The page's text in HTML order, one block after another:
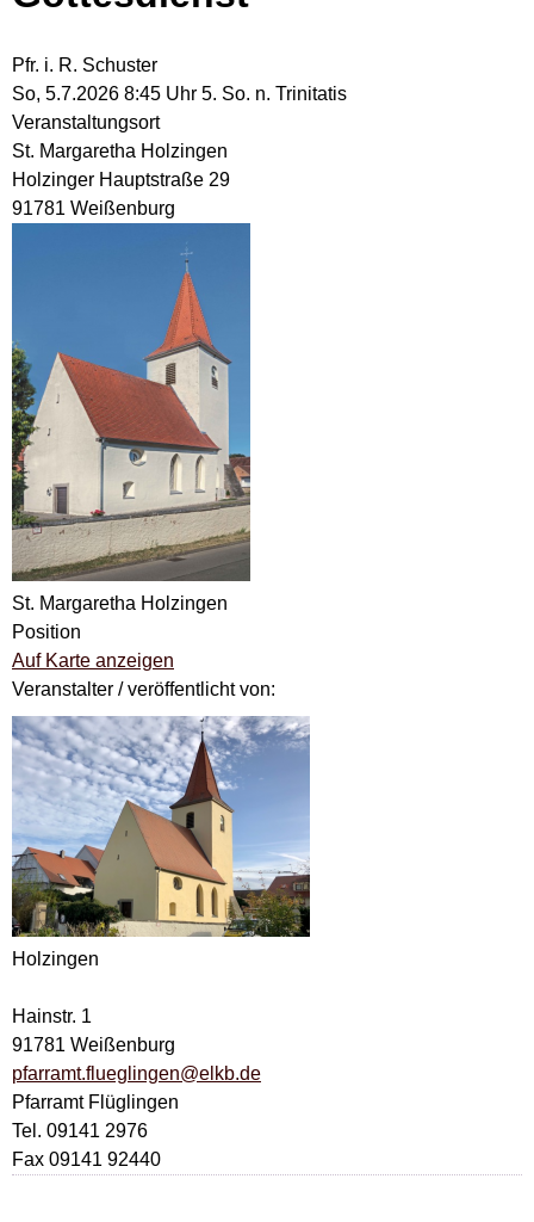
Pfr. i. R. Schuster
So, 5.7.2026 8:45 Uhr 5. So. n. Trinitatis
Veranstaltungsort
St. Margaretha Holzingen
Holzinger Hauptstraße 29
91781 Weißenburg
St. Margaretha Holzingen
Position
Auf Karte anzeigen
Veranstalter / veröffentlicht von:
Holzingen
Hainstr. 1
91781 Weißenburg
pfarramt.flueglingen@elkb.de
Pfarramt Flüglingen
Tel. 09141 2976
Fax 09141 92440